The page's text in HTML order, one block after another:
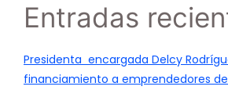
Entradas
Presidenta encargada Delcy
financiamiento a emprendedores de